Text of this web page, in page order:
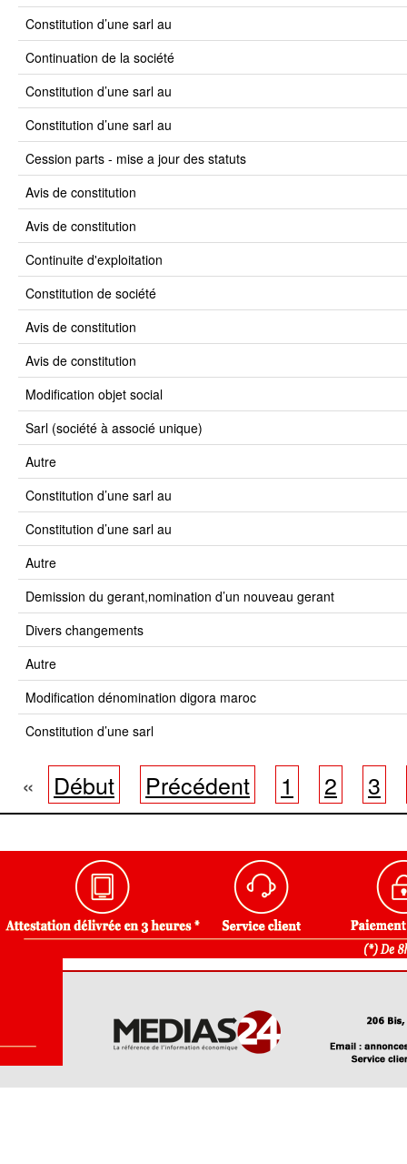
constitution d’une sarl au
continuation de la société
constitution d’une sarl au
constitution d’une sarl au
cession parts - mise a jour des statuts
avis de constitution
avis de constitution
continuite d'exploitation
constitution de société
avis de constitution
avis de constitution
modification objet social
sarl (société à associé unique)
autre
constitution d’une sarl au
constitution d’une sarl au
autre
demission du gerant,nomination d’un nouveau gerant
divers changements
autre
modification dénomination digora maroc
constitution d’une sarl
« Début Précédent 1 2 3